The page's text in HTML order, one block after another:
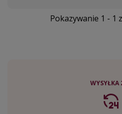
Pokazywanie 1 - 1
WYSYŁKA